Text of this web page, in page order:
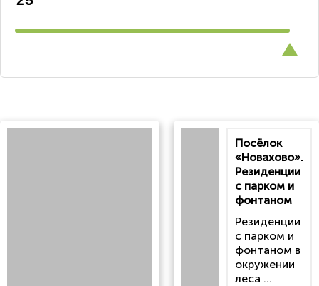
Посёлок
«Новахово».
Резиденции
с парком и
фонтаном
Резиденции
с парком и
фонтаном в
окружении
леса ...